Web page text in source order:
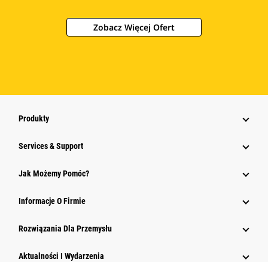
Zobacz Więcej Ofert
Produkty
Services & Support
Jak Możemy Pomóc?
Informacje O Firmie
Rozwiązania Dla Przemysłu
Aktualności I Wydarzenia